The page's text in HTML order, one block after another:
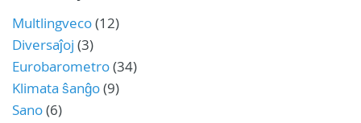
Multlingveco(12)
Diversaĵoj (3)
Eurobarometro(34)
Klimata ŝanĝo(9)
Sano(6)